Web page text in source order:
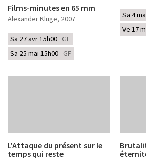
Films-minutes en 65 mm
Alexander Kluge, 2007
Sa 27 avr 15h00 GF
Sa 25 mai 15h00 GF
Sa 4
Ve 17
L'Attaque du présent sur le
temps qui reste